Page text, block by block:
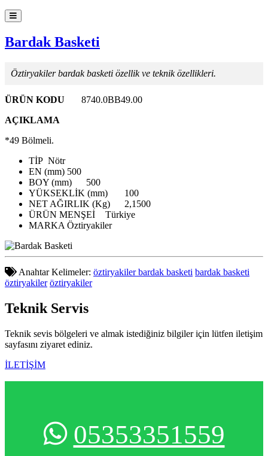
Bardak Basketi
Öztiryakiler bardak basketi özellik ve teknik özellikleri.
ÜRÜN KODU
8740.0BB49.00
AÇIKLAMA
*49 Bölmeli.
TİP Nötr
EN (mm) 500
BOY (mm)
500
YÜKSEKLİK (mm)
100
NET AĞIRLIK (Kg)
2,1500
ÜRÜN MENŞEİ
Türkiye
MARKA Öztiryakiler
Anahtar Kelimeler: öztiryakiler bardak basketi bardak basketi
öztiryakiler öztiryakiler
Teknik Servis
Teknik sevis bölgeleri ve almak istediğiniz bilgiler için lütfen iletişim
sayfasını ziyaret ediniz.
İLETİŞİM
05353351559